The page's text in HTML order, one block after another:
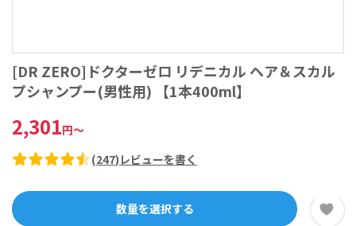
[DR ZERO]ドクターゼロ リデニカル ヘア＆スカル
プシャンプー(男性用) 【1本400ml】
2,301円～
(247) レビューを書く
数量を選択する